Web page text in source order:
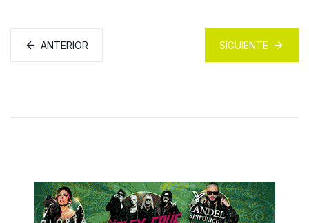
ANTERIOR SIGUIENTE